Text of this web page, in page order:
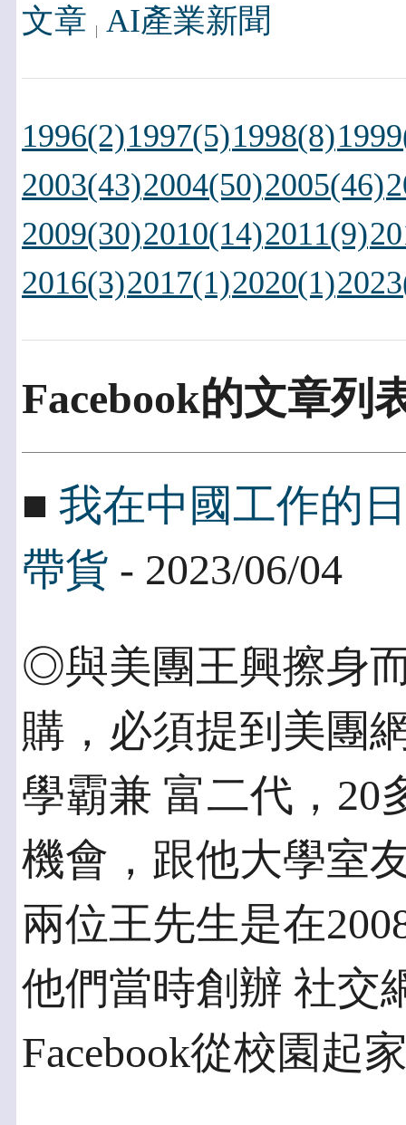
文章 AI產業新聞
1996(2)1997(5)1998(8)
2003(43)2004(50)2005(46)
2009(30)2010(14)2011(9)
2016(3)2017(1)2020(1)
Facebook的文章列
■ 我在中國工作的
帶貨 - 2023/06/04
◎與美團王興擦身
購，必須提到美團
學霸兼 富二代，20
機會，跟他大學室
兩位王先生是在
他們當時創辦 社交
Facebook從校園起